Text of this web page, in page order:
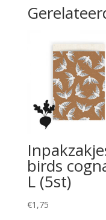
birds
L (5st)
€1,75